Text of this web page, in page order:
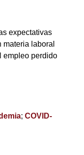
expectativas
laboral
empleo perdido
;COVID-